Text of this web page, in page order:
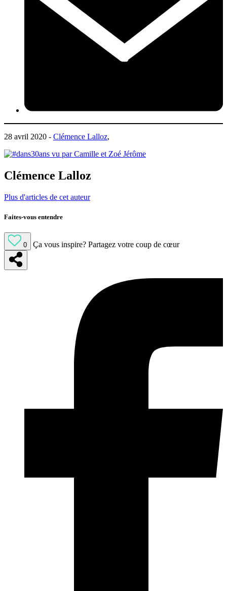
28 avril 2020 - Clémence Lalloz,
Clémence Lalloz
Plus d'articles de cet auteur
Faites-vous entendre
0 Ça vous inspire? Partagez votre coup de cœur